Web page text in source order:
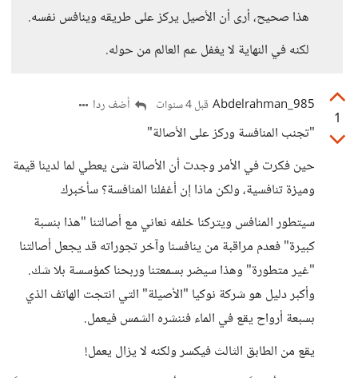
هذا صحيح، أرى أن الأصيل يركز على طريقه وينافس نفسه.
لكنه في النهاية لا يغفل عم العالم من حوله.
1
Abdelrahman_985 قبل 4 سنوات أضف ردا
"تجنب المنافسة وركز على الأصالة"
حين فكرت في الأمر وجدت أن الأصالة شئ يعطي لما لدينا قيمة
وميزة تنافسية، ولكن ماذا إن أغفلنا المنافسة؟ سأخبرك
سيتطور المنافس ويتركنا خلفه نعاني مع أصالتنا "هذا بنسبة
كبيرة" فعدم مراقبة من ينافسنا وآخر تجوراته قد يجعل أصالتنا
"غير متطورة" وهذا سيضر بسمعتنا وربحنا كمؤسسة بلا شك.
وأكبر دليل هو شركة نوكيا "الأصيلة" التي انتجت الهاتف الذي
بسبعة أرواح يقع في الماء فننشره الشمس فيعمل.
يقع من الطابق الثالث فيكسر ولكنه لا يزال يعمل!